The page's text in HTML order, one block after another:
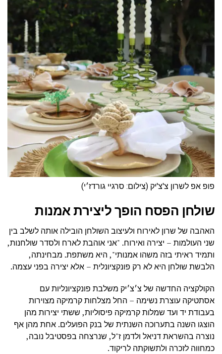
פופ אפ לשרון צ'צ'יק (צילום: סרגיי גורדז׳י)
שולחן הפסח הופך ליצירת אמנות
האהבה של שרון לאירוח ולעיצוב השולחן הובילה אותה לשלב בין
שני העולמות – יצירה ואירוח. "אני אוהבת לארח ולסדר שולחנות,
ותמיד ראיתי בזה משהו אמנותי", היא משתפת. מבחינתה,
הלבשת שולחן היא לא רק פונקציונלית – אלא יצירה בפני עצמה.
הקולקציה החדשה של צ׳צ׳יק משלבת פונקציונליות עם
אסתטיקה עוצרת נשימה – החל מצלחות קרמיקה מצוירות
בעבודת יד ועד שמלות קרמיקה פיסוליות, ששתי יצירות מהן
הוצגו השנה בתערוכה השנתית של בנק הפועלים. אחת מהן אף
נוצרה בהשראת דניאל ולדמן ז"ל, שנרצחה בפסטיבל נובה,
כמחווה לזכרה ולתשוקתה לריקוד.